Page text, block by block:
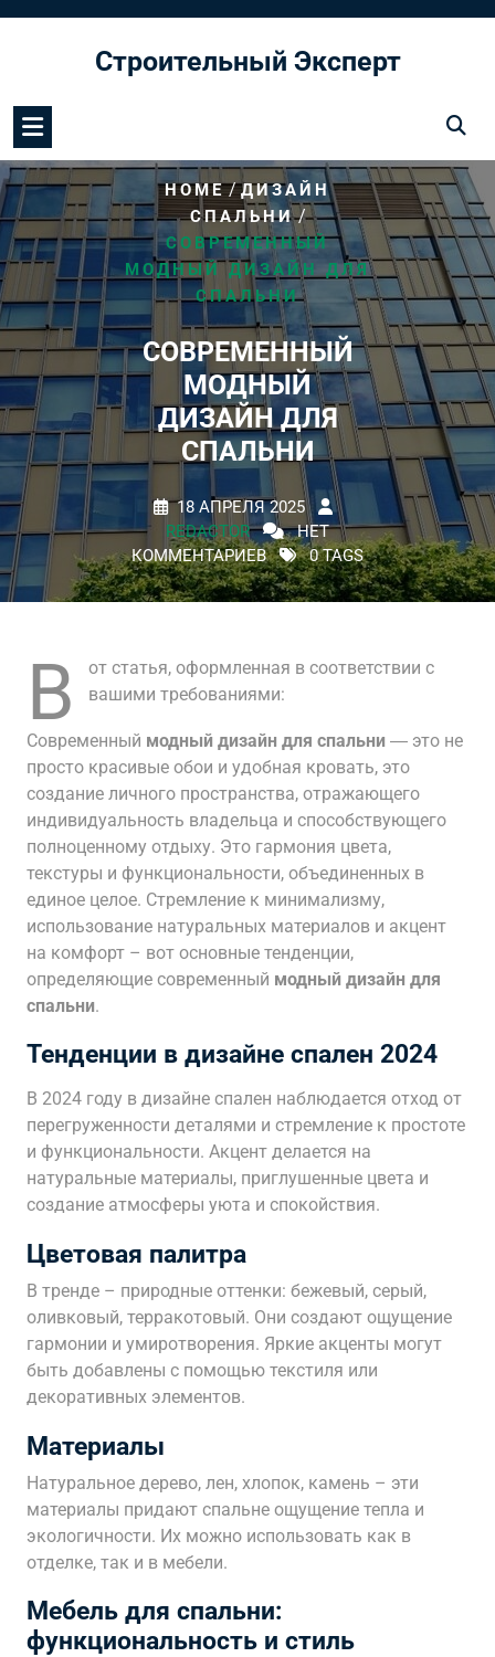
содержимомуСтроительный Эксперт
HOME/ДИЗАЙН
СПАЛЬНИ/
СОВРЕМЕННЫЙ
МОДНЫЙ ДИЗАЙН ДЛЯ
СПАЛЬНИ
СОВРЕМЕННЫЙ
МОДНЫЙ
ДИЗАЙН ДЛЯ
СПАЛЬНИ
18 АПРЕЛЯ 2025
REDACTOR
НЕТ
КОММЕНТАРИЕВ
0 TAGS
В
от статья, оформленная в соответствии с
вашими требованиями:
Современный модный дизайн для спальни ― это не
просто красивые обои и удобная кровать, это
создание личного пространства, отражающего
индивидуальность владельца и способствующего
полноценному отдыху. Это гармония цвета,
текстуры и функциональности, объединенных в
единое целое. Стремление к минимализму,
использование натуральных материалов и акцент
на комфорт – вот основные тенденции,
определяющие современный модный дизайн для
спальни.
Тенденции в дизайне спален 2024
В 2024 году в дизайне спален наблюдается отход от
перегруженности деталями и стремление к простоте
и функциональности. Акцент делается на
натуральные материалы, приглушенные цвета и
создание атмосферы уюта и спокойствия.
Цветовая палитра
В тренде – природные оттенки: бежевый, серый,
оливковый, терракотовый. Они создают ощущение
гармонии и умиротворения. Яркие акценты могут
быть добавлены с помощью текстиля или
декоративных элементов.
Материалы
Натуральное дерево, лен, хлопок, камень – эти
материалы придают спальне ощущение тепла и
экологичности. Их можно использовать как в
отделке, так и в мебели.
Мебель для спальни:
функциональность и стиль